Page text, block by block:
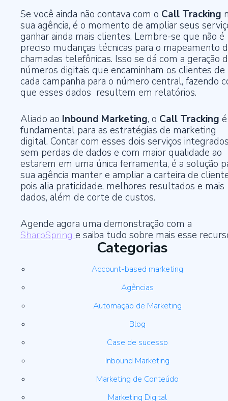
Se você ainda não contava com o Call Tracking
sua agência, é o momento de ampliar seus
ganhar ainda mais clientes. Lembre-se que não é
preciso mudanças técnicas para o mapeamento
chamadas telefônicas. Isso se dá com a geração
números digitais que encaminham os clientes de
cada campanha para o número central, fazendo
que esses dados resultem em relatórios.
Aliado ao Inbound Marketing, o Call Tracking é
fundamental para as estratégias de marketing
digital. Contar com esses dois serviços
sem perdas de dados e com maior qualidade ao
estarem em uma única ferramenta, é a solução
sua agência manter e ampliar a carteira de
pois alia praticidade, melhores resultados e mais
dados, além de corte de custos.
Agende agora uma demonstração com a
SharpSpring e saiba tudo sobre mais esse
Categorias
Account-based marketing
Agências
Automação de Marketing
Blog
Case de sucesso
Inbound Marketing
Marketing de Conteúdo
Marketing Digital